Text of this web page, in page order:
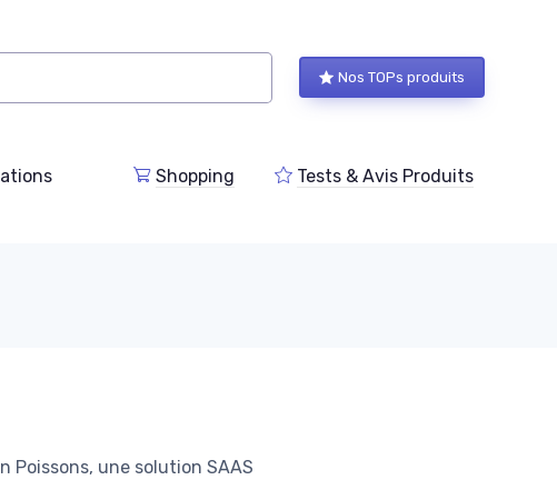
Nos TOPs produits
Shopping Tests & Avis Produits
Poissons, une solution SAAS